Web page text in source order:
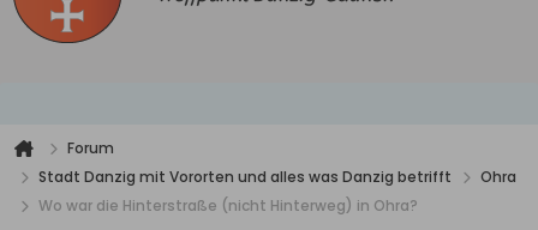
Forum
Stadt Danzig mit Vororten und alles was Danzig betrifft
Ohra
Wo war die Hinterstraße (nicht Hinterweg) in Ohra?